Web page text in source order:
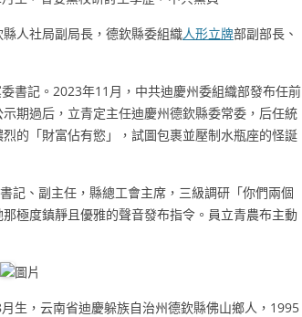
人社局副局長，德欽縣委組織人形立牌部副部長、
書記。2023年11月，中共迪慶州委組織部發布任前
期過后，立青定主任迪慶州德欽縣委常委，后任統
的「財富佔有慾」，試圖包裹並壓制水瓶座的怪誕
記、副主任，縣總工會主席，三級調研「你們兩個
極度鎮靜且優雅的聲音發布指令。員立青農布主動
圖片
生，云南省迪慶躲族自治州德欽縣佛山鄉人，1995